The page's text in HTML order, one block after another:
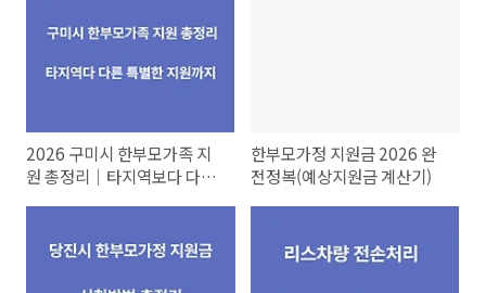
2026 구미시 한부모가족 지
원 총정리｜타지역보다 다른
한부모가정 지원금 2026 완
전정복(예상지원금 계산기)